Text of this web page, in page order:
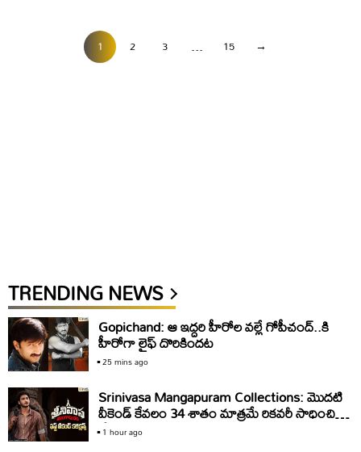
1 2 3 … 15 →
TRENDING NEWS
Gopichand: ఆ ఇద్దరి హీరోల వల్లే గోపీచంద్..కి
హీరోగా లైఫ్ దొరికిందట
25 mins ago
Srinivasa Mangapuram Collections: మొదటి
వీకెండ్ కేవలం 34 శాతం మాత్రమే రికవరీ సాధించిన
‘శ్రీనివాస మంగాపురం’
1 hour ago